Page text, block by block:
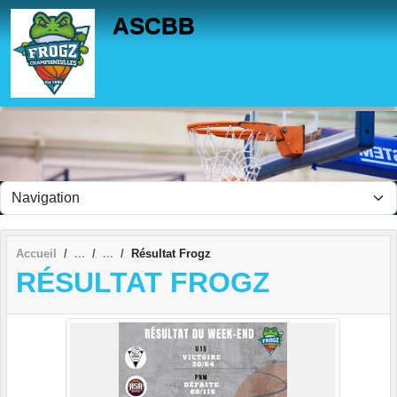
ASCBB
Accueil Résultat Frogz
RÉSULTAT FROGZ
Panneau de gestion des cookies